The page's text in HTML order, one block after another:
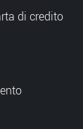
di credito